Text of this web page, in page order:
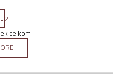
O
v
l
á
S
t
r
á
n
k
o
2
celkom